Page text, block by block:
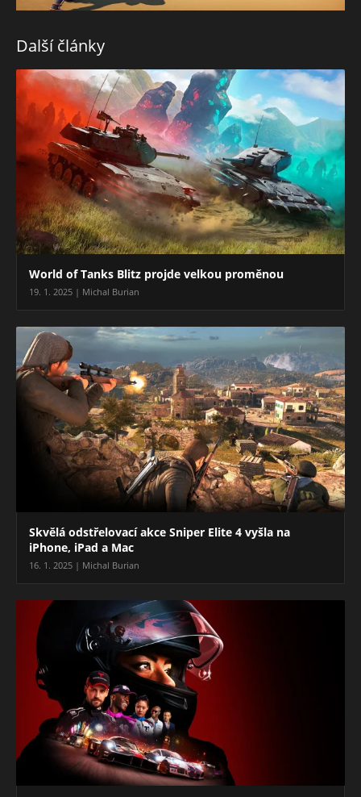
Další články
World of Tanks Blitz projde velkou proměnou
19. 1. 2025 | Michal Burian
Skvělá odstřelovací akce Sniper Elite 4 vyšla na
iPhone, iPad a Mac
16. 1. 2025 | Michal Burian